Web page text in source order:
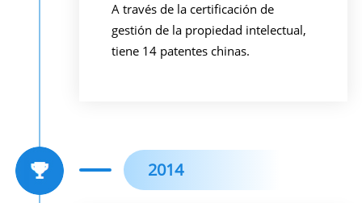
A través de la certificación de
gestión de la propiedad intelectual,
tiene 14 patentes chinas.
2014